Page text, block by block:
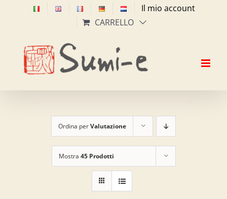
Il mio account
CARRELLO
Ordina perValutazione
Mostra 45 Prodotti